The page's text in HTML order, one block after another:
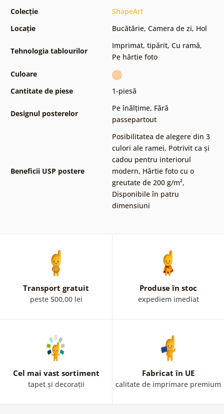
Colecție
ShapeArt
Locație
Bucătărie, Camera de zi, Hol
Tehnologia tablourilor
Imprimat, tipărit, Cu ramă,
Pe hârtie foto
Culoare
Cantitate de piese
1-piesă
Designul posterelor
Pe înălțime, Fără
passepartout
Beneficii USP postere
Posibilitatea de alegere din 3
culori ale ramei, Potrivit ca și
cadou pentru interiorul
modern, Hârtie foto cu o
greutate de 200 g/m²,
Disponibile în patru
dimensiuni
Transport gratuit
peste 500,00 lei
Produse în stoc
expediem imediat
Cel mai vast sortiment
tapet și decorații
Fabricat în UE
calitate de imprimare premium